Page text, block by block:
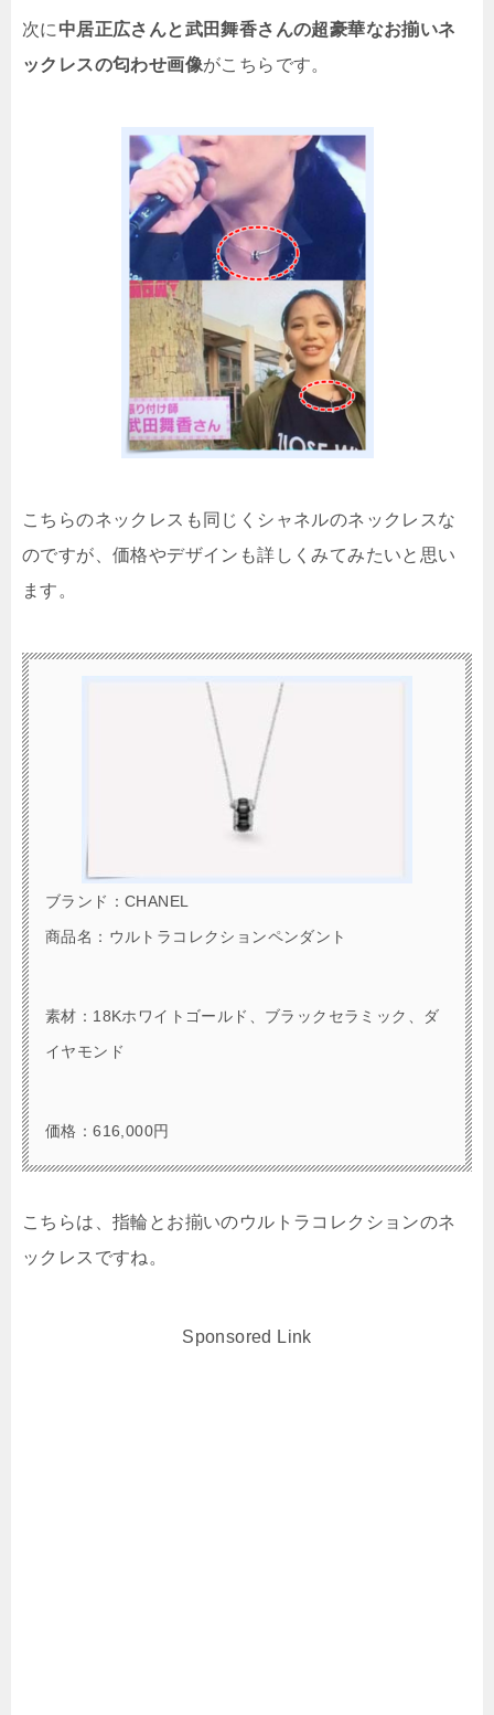
次に 中居正広さんと武田舞香さんの超豪華なお揃いネ
ックレスの匂わせ画像がこちらです。
こちらのネックレスも同じくシャネルのネックレスな
のですが、価格やデザインも詳しくみてみたいと思い
ます。
ブランド：CHANEL
商品名：ウルトラコレクションペンダント
素材：18Kホワイトゴールド、ブラックセラミック、ダ
イヤモンド
価格：616,000円
こちらは、指輪とお揃いのウルトラコレクションのネ
ックレスですね。
Sponsored Link